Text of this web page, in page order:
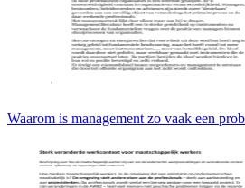
Waarom is management zo vaak een